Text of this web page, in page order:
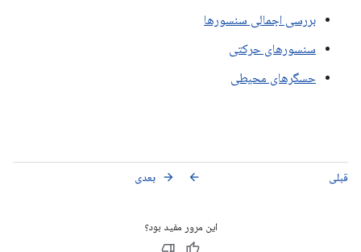
بررسی اجمالی سنسورها
سنسورهای حرکتی
حسگرهای محیطی
قبلی arrow_back بعدی arrow_forward
این مرور مفید بود؟